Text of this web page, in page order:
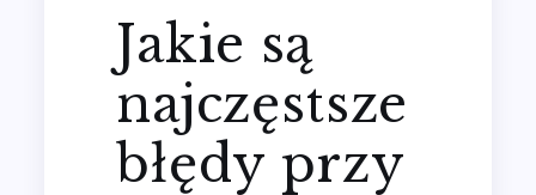
Jakie są
najczęstsze
błędy przy